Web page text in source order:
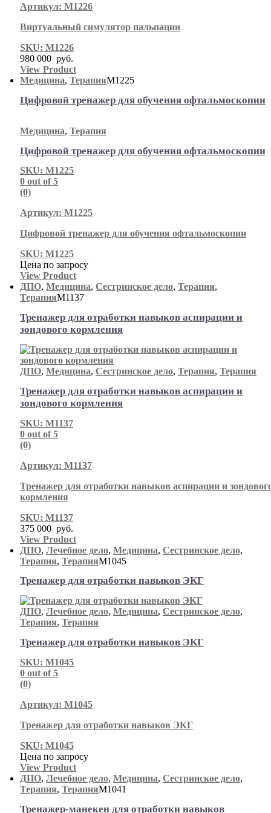
Артикул: М1226
Виртуальный симулятор пальпации
SKU: М1226
980 000 руб.
View Product
Медицина, ТерапияМ1225
Цифровой тренажер для обучения офтальмоскопии
Медицина, Терапия
Цифровой тренажер для обучения офтальмоскопии
SKU: М1225
0 out of 5
(0)
Артикул: М1225
Цифровой тренажер для обучения офтальмоскопии
SKU: М1225
Цена по запросу
View Product
ДПО, Медицина, Сестринское дело, Терапия,
ТерапияМ1137
Тренажер для отработки навыков аспирации и
зондового кормления
ДПО, Медицина, Сестринское дело, Терапия, Терапия
Тренажер для отработки навыков аспирации и
зондового кормления
SKU: М1137
0 out of 5
(0)
Артикул: М1137
Тренажер для отработки навыков аспирации и
кормления
SKU: М1137
375 000 руб.
View Product
ДПО, Лечебное дело, Медицина, Сестринское дело,
Терапия, ТерапияМ1045
Тренажер для отработки навыков ЭКГ
ДПО, Лечебное дело, Медицина, Сестринское дело,
Терапия, Терапия
Тренажер для отработки навыков ЭКГ
SKU: М1045
0 out of 5
(0)
Артикул: М1045
Тренажер для отработки навыков ЭКГ
SKU: М1045
Цена по запросу
View Product
ДПО, Лечебное дело, Медицина, Сестринское дело,
Терапия, ТерапияМ1041
Тренажер-манекен для отработки навыков